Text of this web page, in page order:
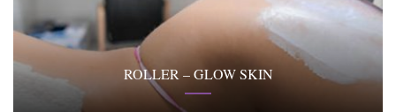
ROLLER – GLOW SKIN